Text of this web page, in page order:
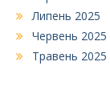
Липень 2025
Червень 2025
Травень 2025